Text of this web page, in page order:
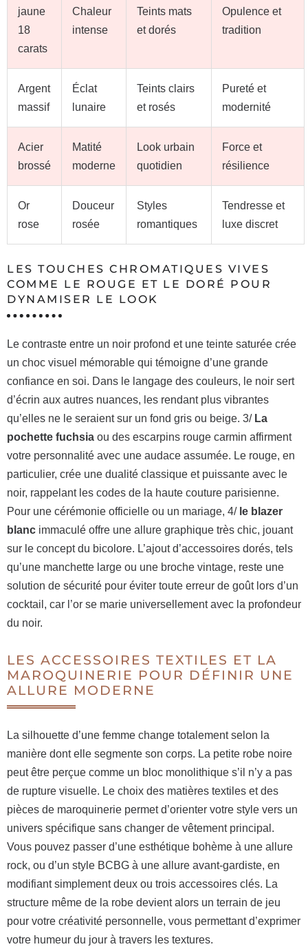
jaune
18
carats
Chaleur
intense
Teints mats
et dorés
Opulence et
tradition
Argent
massif
Éclat
lunaire
Teints clairs
et rosés
Pureté et
modernité
Acier
brossé
Matité
moderne
Look urbain
quotidien
Force et
résilience
Or
rose
Douceur
rosée
Styles
romantiques
Tendresse et
luxe discret
LES TOUCHES CHROMATIQUES VIVES
COMME LE ROUGE ET LE DORÉ POUR
DYNAMISER LE LOOK
Le contraste entre un noir profond et une teinte saturée crée
un choc visuel mémorable qui témoigne d’une grande
confiance en soi. Dans le langage des couleurs, le noir sert
d’écrin aux autres nuances, les rendant plus vibrantes
qu’elles ne le seraient sur un fond gris ou beige. 3/ La
pochette fuchsia ou des escarpins rouge carmin affirment
votre personnalité avec une audace assumée. Le rouge, en
particulier, crée une dualité classique et puissante avec le
noir, rappelant les codes de la haute couture parisienne.
Pour une cérémonie officielle ou un mariage, 4/ le blazer
blanc immaculé offre une allure graphique très chic, jouant
sur le concept du bicolore. L’ajout d’accessoires dorés, tels
qu’une manchette large ou une broche vintage, reste une
solution de sécurité pour éviter toute erreur de goût lors d’un
cocktail, car l’or se marie universellement avec la profondeur
du noir.
LES ACCESSOIRES TEXTILES ET LA
MAROQUINERIE POUR DÉFINIR UNE
ALLURE MODERNE
La silhouette d’une femme change totalement selon la
manière dont elle segmente son corps. La petite robe noire
peut être perçue comme un bloc monolithique s’il n’y a pas
de rupture visuelle. Le choix des matières textiles et des
pièces de maroquinerie permet d’orienter votre style vers un
univers spécifique sans changer de vêtement principal.
Vous pouvez passer d’une esthétique bohème à une allure
rock, ou d’un style BCBG à une allure avant-gardiste, en
modifiant simplement deux ou trois accessoires clés. La
structure même de la robe devient alors un terrain de jeu
pour votre créativité personnelle, vous permettant d’exprimer
votre humeur du jour à travers les textures.